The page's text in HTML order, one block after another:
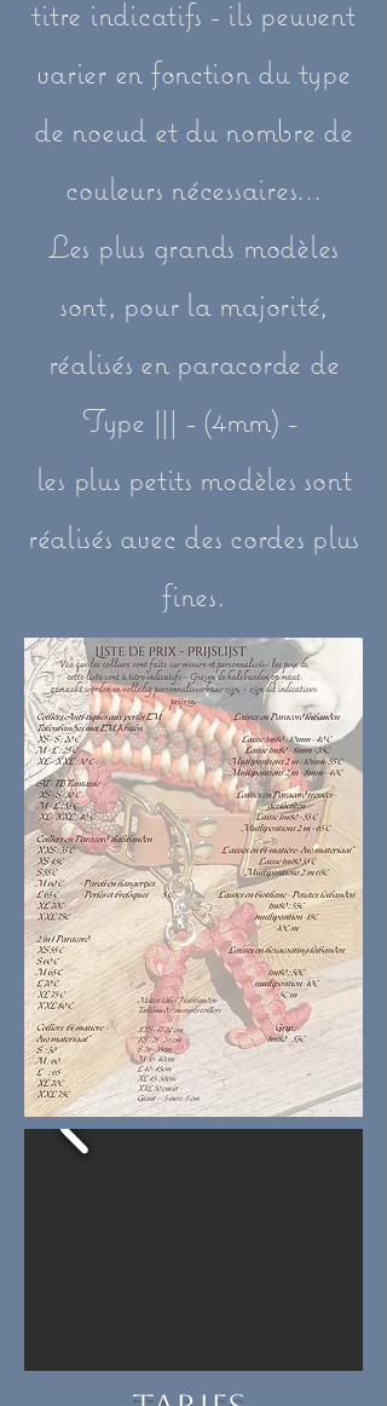
titre indicatifs - ils peuvent
varier en fonction du type
de noeud et du nombre de
couleurs nécessaires...
Les plus grands modèles
sont, pour la majorité,
réalisés en paracorde de
Type ||| - (4mm) -
les plus petits modèles sont
réalisés avec des cordes plus
fines.